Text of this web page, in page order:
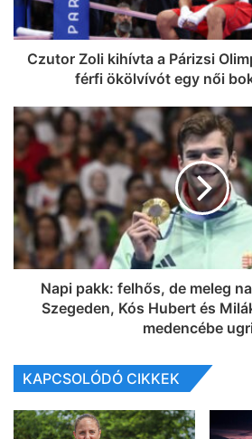
Czutor Zoli kihívta a Párizsi
férfi ökölvívót egy női
Napi pakk: felhős, de meleg
Szegeden, Kós Hubert és
medencébe
KAPCSOLÓDÓ CIKKEK